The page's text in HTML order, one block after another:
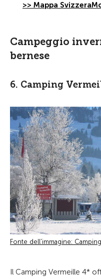
>> Mappa
Campeggio
bernese
6. Camping
Fonte dell'immagine:
Il Camping Vermeille 4*